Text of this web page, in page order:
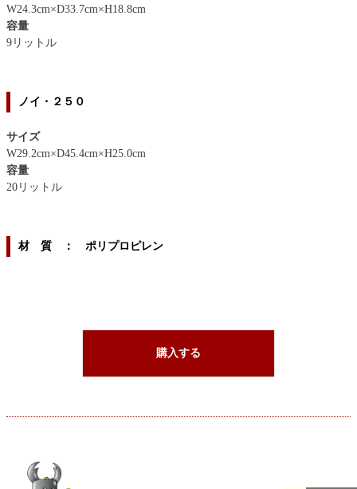
W24.3cm×D33.7cm×H18.8cm
容量
9リットル
ノイ・２５０
サイズ
W29.2cm×D45.4cm×H25.0cm
容量
20リットル
材 質 ： ポリプロピレン
購入する